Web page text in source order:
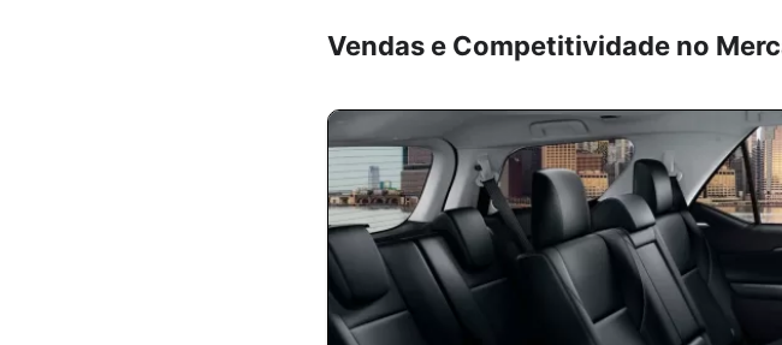
Vendas e Competitividade no